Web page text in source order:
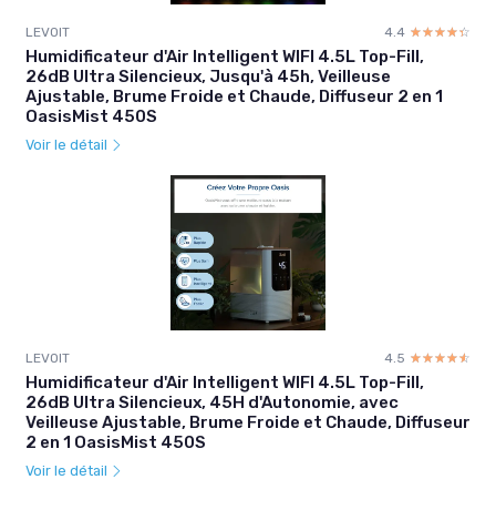
LEVOIT 4.4 ☆☆☆☆☆
★★★★★
Humidificateur d'Air Intelligent WIFI 4.5L Top-Fill,
26dB Ultra Silencieux, Jusqu'à 45h, Veilleuse
Ajustable, Brume Froide et Chaude, Diffuseur 2 en 1
OasisMist 450S
Voir le détail
LEVOIT 4.5 ☆☆☆☆☆
★★★★★
Humidificateur d'Air Intelligent WIFI 4.5L Top-Fill,
26dB Ultra Silencieux, 45H d'Autonomie, avec
Veilleuse Ajustable, Brume Froide et Chaude, Diffuseur
2 en 1 OasisMist 450S
Voir le détail